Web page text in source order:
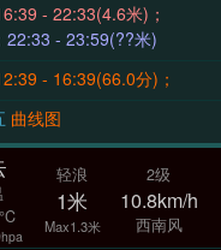
)；16:39 - 22:33(4.6米)；
米)；22:33 - 23:59(??米)
- 16:39(66.0分)；
曲线图
轻浪
1米
Max1.3米
2级
10.8km/h
西南风